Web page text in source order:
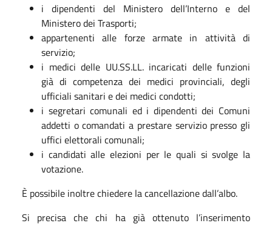
i dipendenti del Ministero dell’Interno e del
Ministero dei Trasporti;
appartenenti alle forze armate in attività di
servizio;
i medici delle UU.SS.LL. incaricati delle funzioni
già di competenza dei medici provinciali, degli
ufficiali sanitari e dei medici condotti;
i segretari comunali ed i dipendenti dei Comuni
addetti o comandati a prestare servizio presso gli
uffici elettorali comunali;
i candidati alle elezioni per le quali si svolge la
votazione.
È possibile inoltre chiedere lacancellazione dall’albo.
Si precisa che chi ha già ottenuto l’inserimento